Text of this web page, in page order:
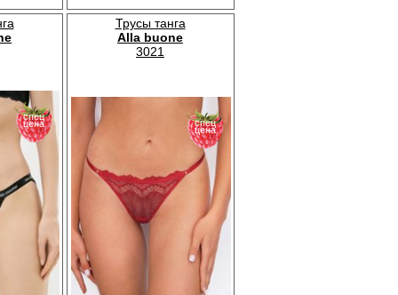
сеткой, задняя деталь полностью из мягкой
сетки двойного сложения по краю. Х/б
ластовица.
спец
цена
Трусы танга
Alla buone
3021
спец
цена